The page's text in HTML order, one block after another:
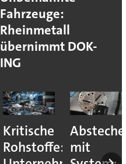
Fahrzeuge:
Rheinmetall
übernimmt DOK-
ING
Kritische
Rohstoffe: mit